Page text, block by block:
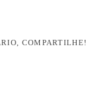
COMPARTILHE!